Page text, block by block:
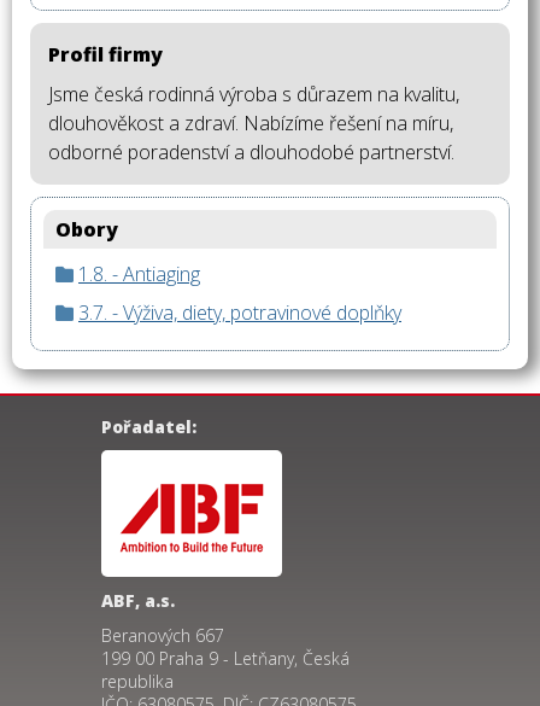
Profil firmy
Jsme česká rodinná výroba s důrazem na kvalitu,
dlouhověkost a zdraví. Nabízíme řešení na míru,
odborné poradenství a dlouhodobé partnerství.
Obory
1.8. - Antiaging
3.7. - Výživa, diety, potravinové doplňky
Pořadatel:
ABF, a.s.
Beranových 667
199 00 Praha 9 - Letňany, Česká
republika